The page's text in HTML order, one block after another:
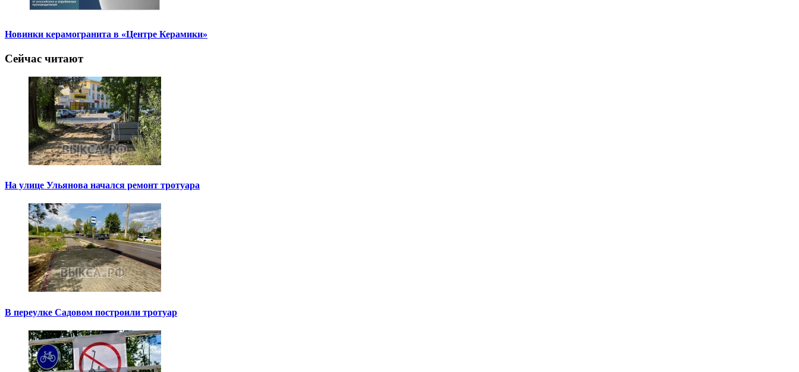
Новинки керамогранита в «Центре Керамики»
Сейчас читают
На улице Ульянова начался ремонт тротуара
В переулке Садовом построили тротуар